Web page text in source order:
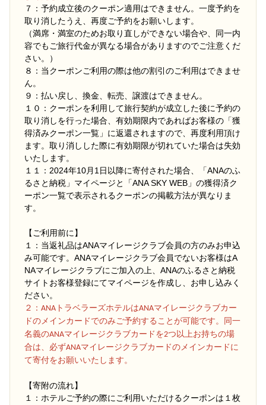
７：予約成立後のクーポン適用はできません。一度予約を
取り消したうえ、再度ご予約をお願いします。
（満席・満室のためお取り直しができない場合や、同一内
容でもご旅行代金が異なる場合がありますのでご注意くだ
さい。）
８：当クーポンご利用の際は他の割引のご利用はできませ
ん。
９：払い戻し、換金、転売、譲渡はできません。
１０：クーポンを利用して旅行契約が成立した後に予約の
取り消しを行った場合、有効期限内であればお客様の「獲
得済みクーポン一覧」に返還されますので、再度利用頂け
ます。取り消しした際に有効期限が切れていた場合は失効
いたします。
１１：2024年10月1日以降に寄付された場合、「ANAのふ
るさと納税」マイページと「ANA SKY WEB」の獲得済ク
ーポン一覧で表示されるクーポンの掲載方法が異なりま
す。
【ご利用前に】
１：当返礼品はANAマイレージクラブ会員の方のみお申込
み可能です。ANAマイレージクラブ会員でないお客様はA
NAマイレージクラブにご加入の上、ANAのふるさと納税
サイトお客様登録にてマイページを作成し、お申し込みく
ださい。
２ ：ANAトラベラーズホテルはANAマイレージクラブカー
ドのメインカードでのみご予約することが可能です。同一
名義のANAマイレージクラブカードを2つ以上お持ちの場
合は、必ずANAマイレージクラブカードのメインカードに
て寄付をお願いいたします。
【寄附の流れ】
１：ホテルご予約の際にご利用いただけるクーポンは１枚